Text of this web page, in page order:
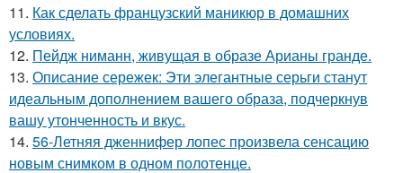
11. Как сделать французский маникюр в домашних
условиях.
12. Пейдж ниманн, живущая в образе Арианы гранде.
13. Описание сережек: Эти элегантные серьги станут
идеальным дополнением вашего образа, подчеркнув
вашу утонченность и вкус.
14. 56-Летняя дженнифер лопес произвела сенсацию
новым снимком в одном полотенце.